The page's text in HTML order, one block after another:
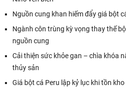
Nguồn cung khan hiếm đẩy giá bột
Ngành côn trùng kỳ vọng thay thế
nguồn cung
Cải thiện sức khỏe gan – chìa khóa
thủy sản
Giá bột cá Peru lập kỷ lục khi tồn